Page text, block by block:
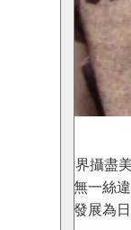
，遊遍世界攝盡
瓶油畫並無一絲
烈概念，發展為